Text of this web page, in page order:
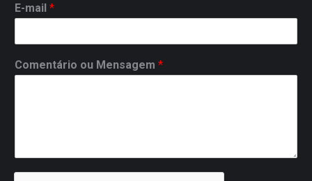
E-mail *
Comentário ou Mensagem *